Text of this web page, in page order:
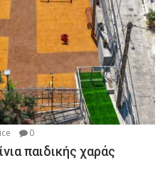
0
παιδικής χαράς